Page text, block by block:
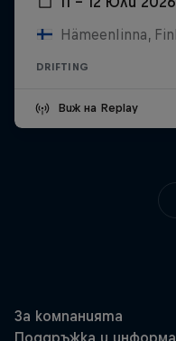
Hämeenlinna,
DRIFTING
Виж на Replay